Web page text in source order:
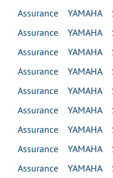
Assurance YAMAHA
Assurance YAMAHA
Assurance YAMAHA
Assurance YAMAHA
Assurance YAMAHA
Assurance YAMAHA
Assurance YAMAHA
Assurance YAMAHA
Assurance YAMAHA